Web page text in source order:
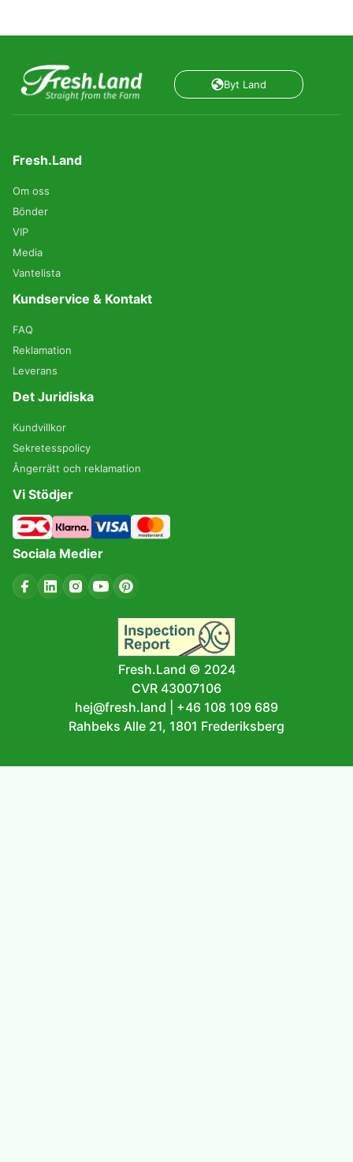
Byt Land
Fresh.Land
Om oss
Bönder
VIP
Media
Vantelista
Kundservice & Kontakt
FAQ
Reklamation
Leverans
Det Juridiska
Kundvillkor
Sekretesspolicy
Ångerrätt och reklamation
Vi Stödjer
Sociala Medier
Fresh.Land © 2024
CVR 43007106
hej@fresh.land
+46 108 109 689
Rahbeks Alle 21, 1801 Frederiksberg